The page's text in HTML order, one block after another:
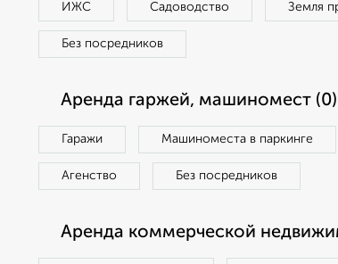
ИЖС Садоводство Земля
Без посредников
Аренда гаржей, машиномест (0)
Гаражи Машиноместа в паркинге
Агенство Без посредников
Аренда коммерческой